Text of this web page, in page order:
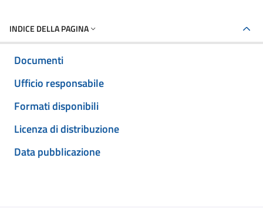
INDICE DELLA PAGINA
Documenti
Ufficio responsabile
Formati disponibili
Licenza di distribuzione
Data pubblicazione